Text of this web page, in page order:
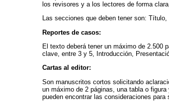
los revisores y a los lectores de forma
Las secciones que deben tener son: Título,
Reportes de casos:
El texto deberá tener un máximo de 2.500
clave, entre 3 y 5, Introducción,
Cartas al editor:
Son manuscritos cortos solicitando
un máximo de 2 páginas, una tabla o
pueden encontrar las consideraciones para